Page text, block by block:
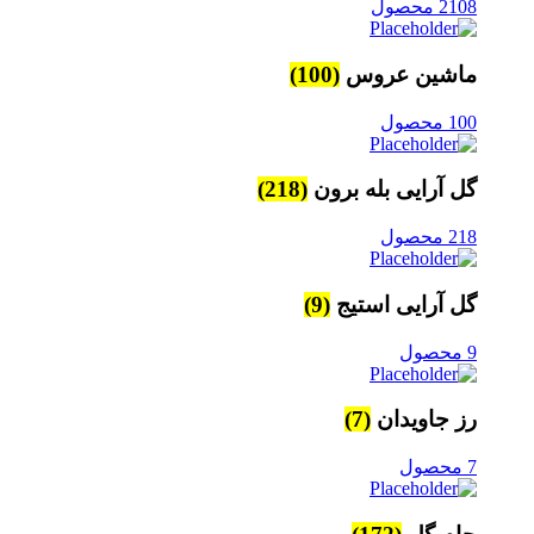
2108 محصول
ماشین عروس (100)
100 محصول
گل آرایی بله برون (218)
218 محصول
گل آرایی استیج (9)
9 محصول
رز جاویدان (7)
7 محصول